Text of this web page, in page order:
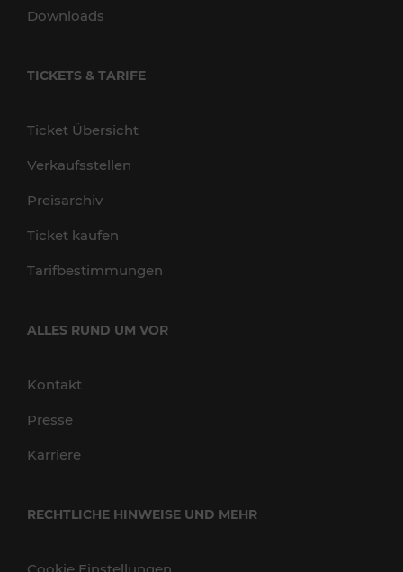
Downloads
TICKETS & TARIFE
Ticket Übersicht
Verkaufsstellen
Preisarchiv
Ticket kaufen
Tarifbestimmungen
ALLES RUND UM VOR
Kontakt
Presse
Karriere
RECHTLICHE HINWEISE UND MEHR